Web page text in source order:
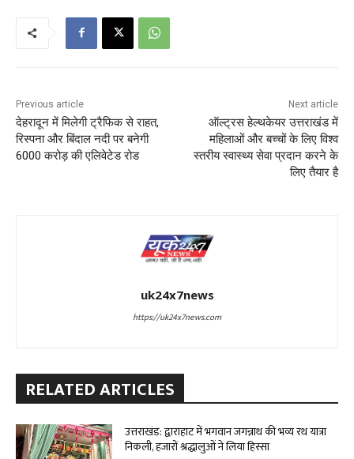
Previous article
देहरादून में मिलेगी ट्रैफिक से राहत,
रिस्पना और बिंदाल नदी पर बनेगी
6000 करोड़ की एलिवेटेड रोड
Next article
ऑल्ट्रस हेल्थकेयर उत्तराखंड में
महिलाओं और बच्चों के लिए विश्व
स्तरीय स्वास्थ्य सेवा प्रदान करने के
लिए तैयार है
uk24x7news
https://uk24x7news.com
RELATED ARTICLES
उत्तराखंड: द्वाराहाट में भगवान जगन्नाथ की भव्य रथ यात्रा
निकली, हजारों श्रद्धालुओं ने लिया हिस्सा